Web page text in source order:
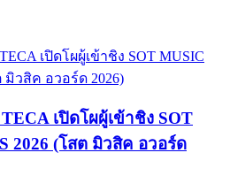
เปิดโผผู้เข้าชิง SOT
2026 (โสต มิวสิค อวอร์ด